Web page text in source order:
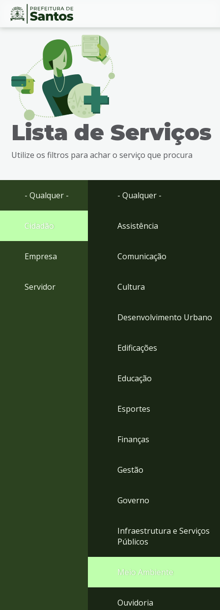
Ir
busca
Ir
rodapé
Conteúdo
Lista de Serviços
Utilize os filtros para achar o serviço que procura
- Qualquer -
Cidadão
Empresa
Servidor
- Qualquer -
Assistência
Comunicação
Cultura
Desenvolvimento Urbano
Edificações
Educação
Esportes
Finanças
Gestão
Governo
Infraestrutura e Serviços
Públicos
Meio Ambiente
Ouvidoria